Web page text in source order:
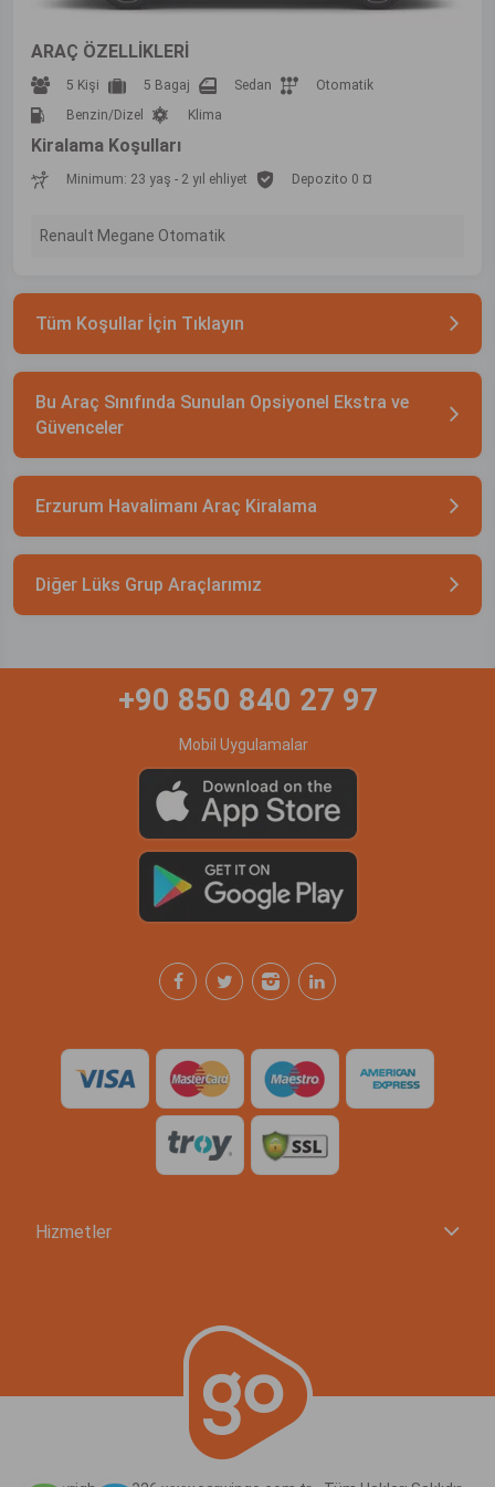
ARAÇ ÖZELLİKLERİ
5 Kişi 5 Bagaj Sedan
Otomatik
Benzin/Dizel
Klima
Kiralama Koşulları
Minimum: 23 yaş - 2 yıl ehliyet Depozito 0 ¤
Renault Megane Otomatik
Tüm Koşullar İçin Tıklayın
Bu Araç Sınıfında Sunulan Opsiyonel Ekstra ve
Güvenceler
Erzurum Havalimanı Araç Kiralama
Diğer Lüks Grup Araçlarımız
+90 850 840 27 97
Mobil Uygulamalar
Hizmetler